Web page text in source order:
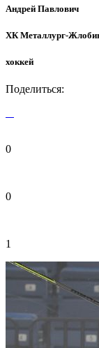
Андрей Павлович
ХК Металлург-
хоккей
Поделиться:
0
0
1